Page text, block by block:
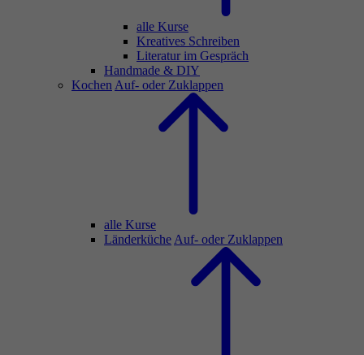
alle Kurse
Kreatives Schreiben
Literatur im Gespräch
Handmade & DIY
Kochen Auf- oder Zuklappen
alle Kurse
Länderküche Auf- oder Zuklappen